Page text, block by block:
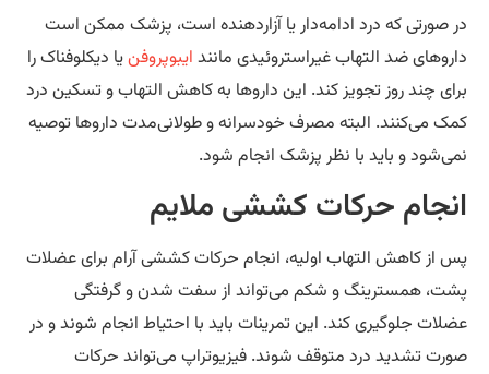
صورتی که درد ادامه‌دار یا آزاردهنده است، پزشک ممکن است
ضد التهاب غیراستروئیدی مانندایبوپروفنیا دیکلوفناک را
چند روز تجویز کند. این داروها به کاهش التهاب و تسکین درد
می‌کنند. البته مصرف خودسرانه و طولانی‌مدت داروها توصیه
و باید با نظر پزشک انجام شود.
حرکات کششی ملایم
از کاهش التهاب اولیه، انجام حرکات کششی آرام برای عضلات
همسترینگ و شکم می‌تواند از سفت شدن و گرفتگی
جلوگیری کند. این تمرینات باید با احتیاط انجام شوند و در
تشدید درد متوقف شوند. فیزیوتراپ می‌تواند حرکات